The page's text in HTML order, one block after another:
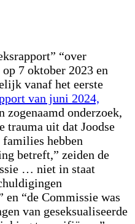
“over
7 oktober 2023 en
vanaf het eerste
van juni 2024,
zogenaamd onderzoek,
trauma uit dat Joodse
hebben
betreft,” zeiden de
… niet in staat
“de Commissie was
van geseksualiseerde